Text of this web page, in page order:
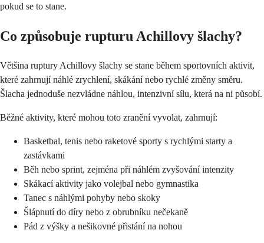
pokud se to stane.
Co způsobuje rupturu Achillovy šlachy?
Většina ruptury Achillovy šlachy se stane během sportovních aktivit,
které zahrnují náhlé zrychlení, skákání nebo rychlé změny směru.
Šlacha jednoduše nezvládne náhlou, intenzivní sílu, která na ni působí.
Běžné aktivity, které mohou toto zranění vyvolat, zahrnují:
Basketbal, tenis nebo raketové sporty s rychlými starty a
zastávkami
Běh nebo sprint, zejména při náhlém zvyšování intenzity
Skákací aktivity jako volejbal nebo gymnastika
Tanec s náhlými pohyby nebo skoky
Šlápnutí do díry nebo z obrubníku nečekaně
Pád z výšky a nešikovné přistání na nohou